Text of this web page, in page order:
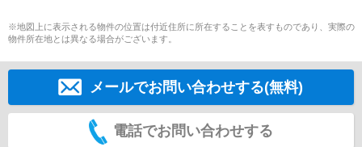
※地図上に表示される物件の位置は付近住所に所在することを表すものであり、実際の
物件所在地とは異なる場合がございます。
メールでお問い合わせする(無料)
電話でお問い合わせする